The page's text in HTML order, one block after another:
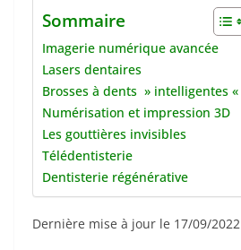
Sommaire
Imagerie numérique avancée
Lasers dentaires
Brosses à dents » intelligentes «
Numérisation et impression 3D
Les gouttières invisibles
Télédentisterie
Dentisterie régénérative
Dernière mise à jour le 17/09/2022